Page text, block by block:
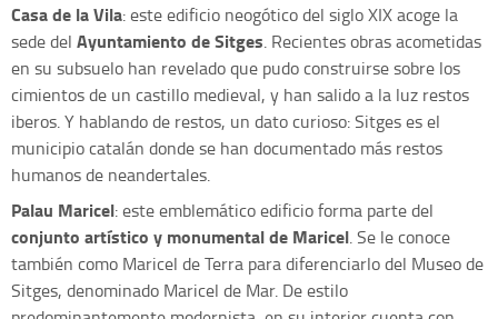
Casa de la Vila: este edificio neogótico del siglo XIX acoge la
sede del Ayuntamiento de Sitges. Recientes obras acometidas
en su subsuelo han revelado que pudo construirse sobre los
cimientos de un castillo medieval, y han salido a la luz restos
iberos. Y hablando de restos, un dato curioso: Sitges es el
municipio catalán donde se han documentado más restos
humanos de neandertales.
Palau Maricel: este emblemático edificio forma parte del
conjunto artístico y monumental de Maricel. Se le conoce
también como Maricel de Terra para diferenciarlo del Museo de
Sitges, denominado Maricel de Mar. De estilo